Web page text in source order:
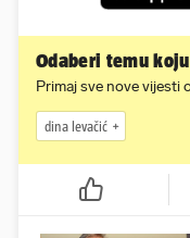
Odaberi temu
Primaj sve nove vijesti
dina levačić